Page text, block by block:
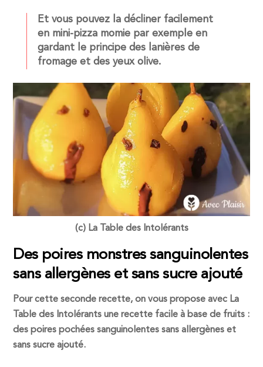
Et vous pouvez la décliner facilement
en mini-pizza momie par exemple en
gardant le principe des lanières de
fromage et des yeux olive.
(c) La Table des Intolérants
Des poires monstres sanguinolentes
sans allergènes et sans sucre ajouté
Pour cette seconde recette, on vous propose avec La
Table des Intolérants une recette facile à base de fruits :
des poires pochées sanguinolentes sans allergènes et
sans sucre ajouté.